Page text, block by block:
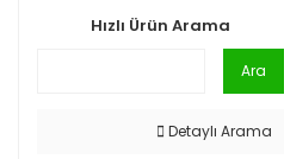
Hızlı Ürün Arama
Ara
Detaylı Arama